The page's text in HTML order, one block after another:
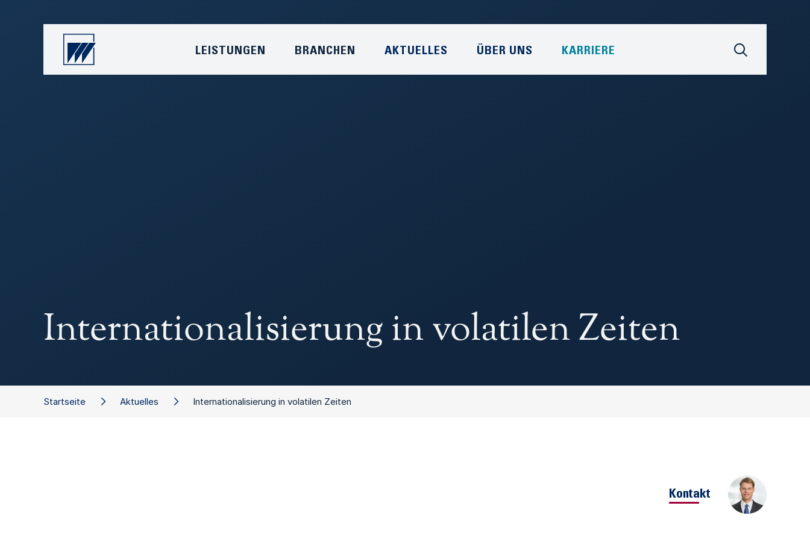
Startseite Aktuelles Internationalisierung in volatilen Zeiten
Kontakt
Internationalisierung in volatilen Zeiten
LEISTUNGEN BRANCHEN AKTUELLES ÜBER UNS KARRIERE